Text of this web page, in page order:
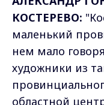
КОСТЕРЕВО:
маленький
нем мало
художники из
областной